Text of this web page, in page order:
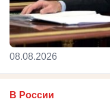
08.08.2026
В России